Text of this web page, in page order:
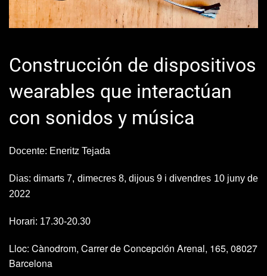
Construcción de dispositivos
wearables que interactúan
con sonidos y música
Docente: Eneritz Tejada
Dias: dimarts 7, dimecres 8, dijous 9 i divendres 10 juny de
2022
Horari: 17.30-20.30
Lloc: Cànodrom, Carrer de Concepción Arenal, 165, 08027
Barcelona